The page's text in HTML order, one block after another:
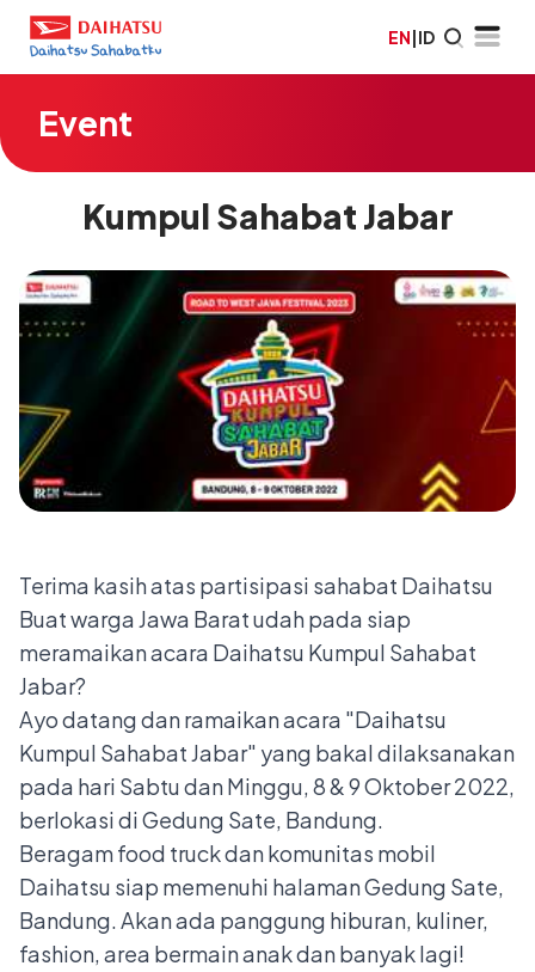
EN|ID
Event
Kumpul Sahabat Jabar
Terima kasih atas partisipasi sahabat Daihatsu
Buat warga Jawa Barat udah pada siap
meramaikan acara Daihatsu Kumpul Sahabat
Jabar?
Ayo datang dan ramaikan acara "Daihatsu
Kumpul Sahabat Jabar" yang bakal dilaksanakan
pada hari Sabtu dan Minggu, 8 & 9 Oktober 2022,
berlokasi di Gedung Sate, Bandung.
Beragam food truck dan komunitas mobil
Daihatsu siap memenuhi halaman Gedung Sate,
Bandung. Akan ada panggung hiburan, kuliner,
fashion, area bermain anak dan banyak lagi!